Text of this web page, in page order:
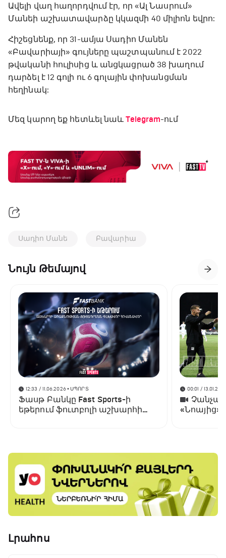
Ավելի վաղ հաղորդվում էր, որ «Ալ Նասրում»
Մանեի աշխատավարձը կկազմի 40 միլիոն եվրո:
Հիշեցնենք, որ 31-ամյա Սադիո Մանեն
«Բավարիայի» գույները պաշտպանում է 2022
թվականի հուլիսից և անցկացրած 38 խաղում
դարձել է 12 գոլի ու 6 գոլային փոխանցման
հեղինակ:
Մեզ կարող եք հետևել նաև Telegram-ում
Սադիո Մանե Բավարիա
Նույն Թեմայով
12:33 / 11.06.2026• ՍՊՈՐՏ
Ֆասթ Բանկը Fast Sports-ի
եթերում ֆուտբոլի աշխարհի
00:01 /
«Նոայից»
Լրահոս